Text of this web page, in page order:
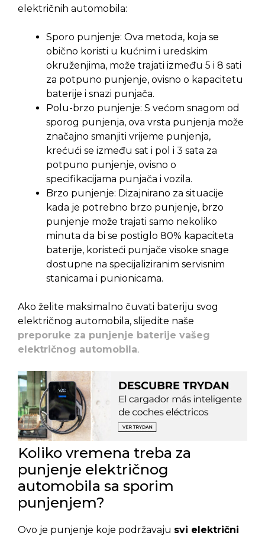
električnih automobila:
Sporo punjenje: Ova metoda, koja se
obično koristi u kućnim i uredskim
okruženjima, može trajati između 5 i 8 sati
za potpuno punjenje, ovisno o kapacitetu
baterije i snazi punjača.
Polu-brzo punjenje: S većom snagom od
sporog punjenja, ova vrsta punjenja može
značajno smanjiti vrijeme punjenja,
krećući se između sat i pol i 3 sata za
potpuno punjenje, ovisno o
specifikacijama punjača i vozila.
Brzo punjenje: Dizajnirano za situacije
kada je potrebno brzo punjenje, brzo
punjenje može trajati samo nekoliko
minuta da bi se postiglo 80% kapaciteta
baterije, koristeći punjače visoke snage
dostupne na specijaliziranim servisnim
stanicama i punionicama.
Ako želite maksimalno čuvati bateriju svog
električnog automobila, slijedite naše
preporuke za punjenje baterije vašeg
električnog automobila.
Koliko vremena treba za
punjenje električnog
automobila sa sporim
punjenjem?
Ovo je punjenje koje podržavaju svi električni